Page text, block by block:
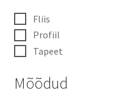
Fliis
Profiil
Tapeet
Mõõdud